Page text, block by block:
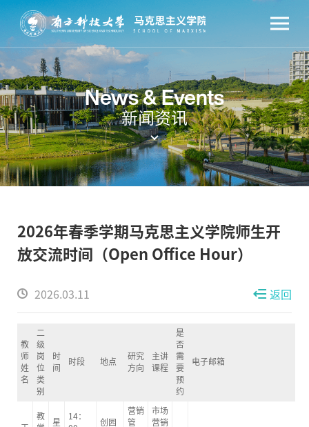
News & Events
新闻资讯
2026年春季学期马克思主义学院师生开
放交流时间（Open Office Hour）
2026.03.11 返回
教
师
姓
名
二
级
岗
位
类
别
时
间
时段 地点
研究
方向
主讲
课程
是
否
需
要
预
约
电子邮箱
教
星
14：
创园
营销
管
市场
营销